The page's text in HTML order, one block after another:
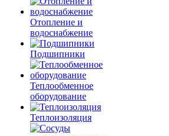
Отопление и
водоснабжение
Подшипники
Теплообменное
оборудование
Теплоизоляция